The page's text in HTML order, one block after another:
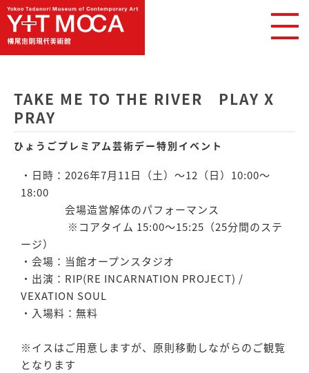
ひょうごプレミアム芸術デー特別イベント
TAKE ME TO THE RIVER PLAY X
PRAY
・日時：2026年7月11日（土）〜12（日）10:00〜
18:00
会場造営解体のパフォーマンス
※コアタイム 15:00〜15:25（25分間のステ
ージ）
・会場：当館オープンスタジオ
・出演：RIP(RE INCARNATION PROJECT) /
VEXATION SOUL
・入場料：無料
※イスはご用意しますが、原則移動しながらのご観覧
となります